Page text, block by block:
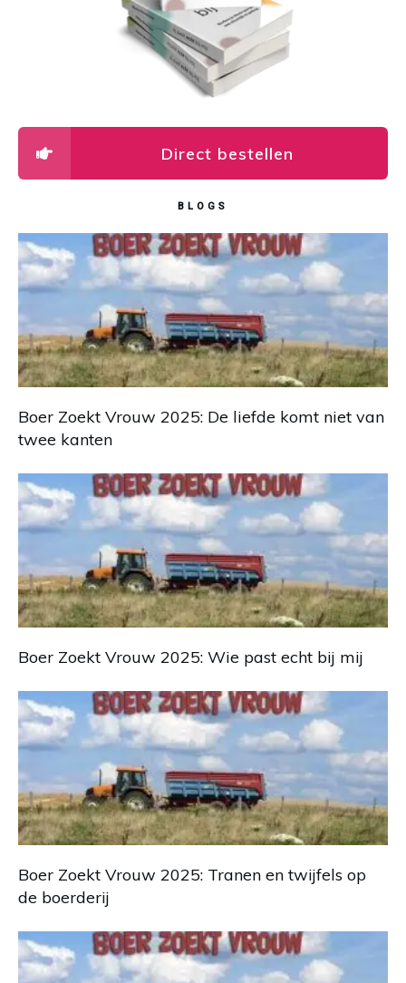
Direct bestellen
BLOGS
Boer Zoekt Vrouw 2025: De liefde komt niet van
twee kanten
Boer Zoekt Vrouw 2025: Wie past echt bij mij
Boer Zoekt Vrouw 2025: Tranen en twijfels op
de boerderij